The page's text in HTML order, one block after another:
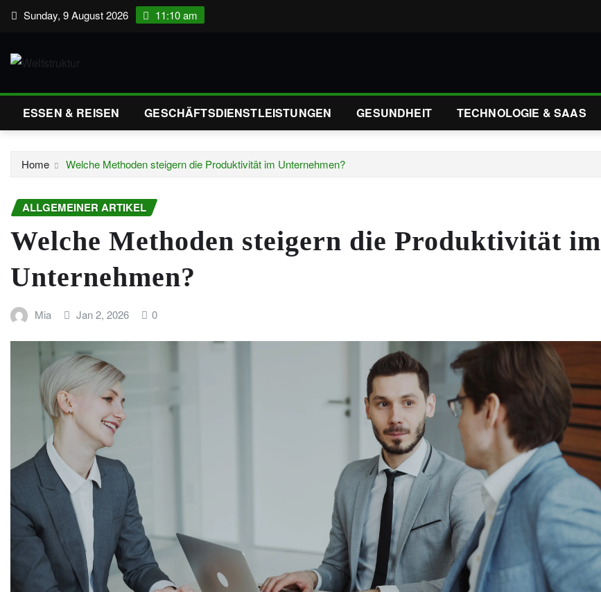
Skip Sunday, 9 August 2026 11:10 am
ESSEN & REISEN GESCHÄFTSDIENSTLEISTUNGEN GESUNDHEIT TECHNOLOGIE & SAAS
Home Welche Methoden steigern die Produktivität im Unternehmen?
ALLGEMEINER ARTIKEL
Welche Methoden steigern die Produktivität im
Unternehmen?
Mia Jan 2, 2026 0